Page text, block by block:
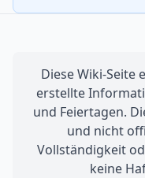
Diese Wiki-Seite
erstellte
und Feiertagen.
und nicht
Vollständigkeit
keine